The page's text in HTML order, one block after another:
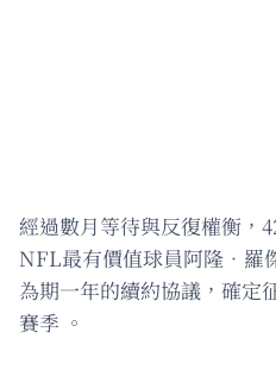
經過數月等待與反復權衡，
NFL最有價值球員阿隆．羅
為期一年的續約協議，確定
賽季 。